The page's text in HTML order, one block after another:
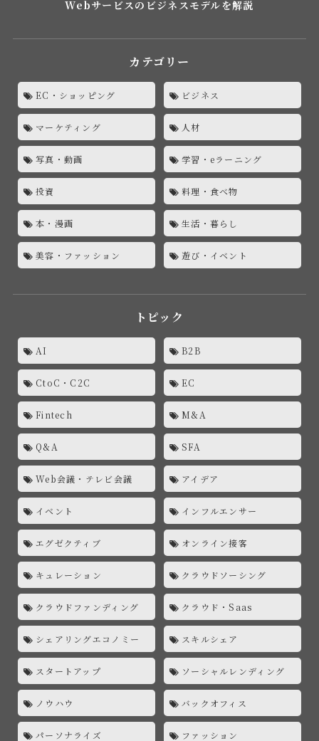
Webサービスのビジネスモデルを解説
カテゴリー
EC・ショッピング ビジネス
マーケティング 人材
写真・動画 学習・eラーニング
投資 料理・食べ物
本・漫画 生活・暮らし
美容・ファッション 遊び・イベント
トピック
AI B2B
CtoC・C2C EC
Fintech M&A
Q&A SFA
Web会議・テレビ会議 アイデア
イベント インフルエンサー
エグゼクティブ オンライン接客
キュレーション クラウドソーシング
クラウドファンディング クラウド・Saas
シェアリングエコノミー スキルシェア
スタートアップ ソーシャルレンディング
ノウハウ バックオフィス
パーソナライズ ファッション